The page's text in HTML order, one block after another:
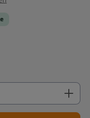
Wert ein